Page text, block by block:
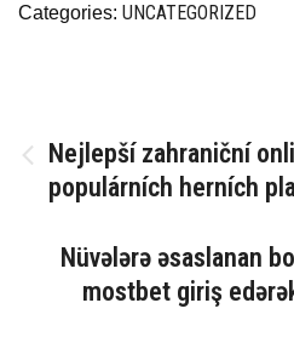
Categories: UNCATEGORIZED
Post
navigation
Nejlepší zahraniční
populárních herních
Nüvələrə əsaslanan
mostbet giriş